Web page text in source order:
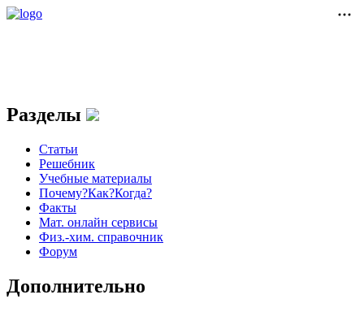
Разделы
Статьи
Решебник
Учебные материалы
Почему?Как?Когда?
Факты
Мат. онлайн сервисы
Физ.-хим. справочник
Форум
Дополнительно